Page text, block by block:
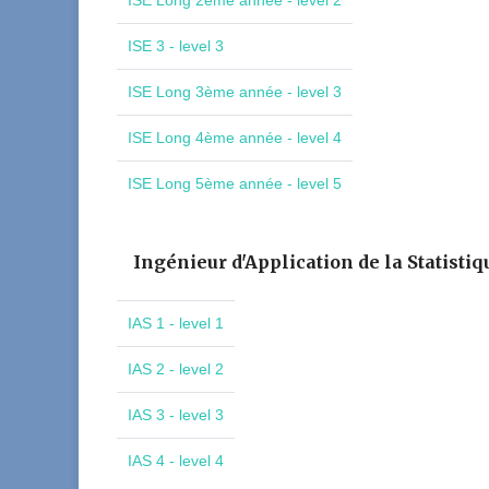
ISE 3 - level 3
ISE Long 3ème année - level 3
ISE Long 4ème année - level 4
ISE Long 5ème année - level 5
Ingénieur d'Application de la
IAS 1 - level 1
IAS 2 - level 2
IAS 3 - level 3
IAS 4 - level 4